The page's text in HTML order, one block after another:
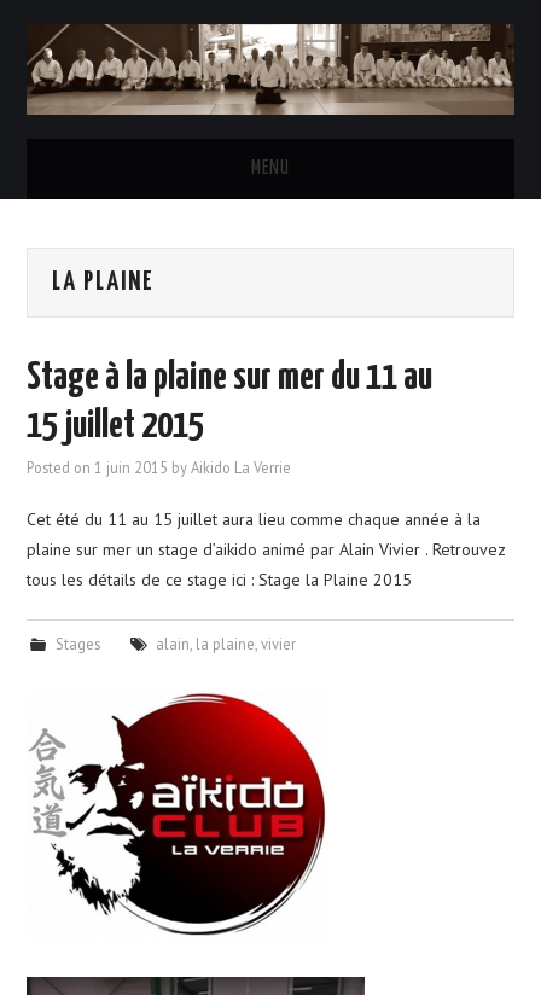
MENU
L’AÏKIDO
HORAIRES DES COURS
INSCRIPTIONS & TARIFS
NOUS CONTACTER
LA PLAINE
Stage à la plaine sur mer du 11 au
15 juillet 2015
Posted on1 juin 2015 byAikido La Verrie
Cet été du 11 au 15 juillet aura lieu comme chaque année à la
plaine sur mer un stage d’aikido animé par Alain Vivier . Retrouvez
tous les détails de ce stage ici : Stage la Plaine 2015
Stages alain, la plaine,vivier